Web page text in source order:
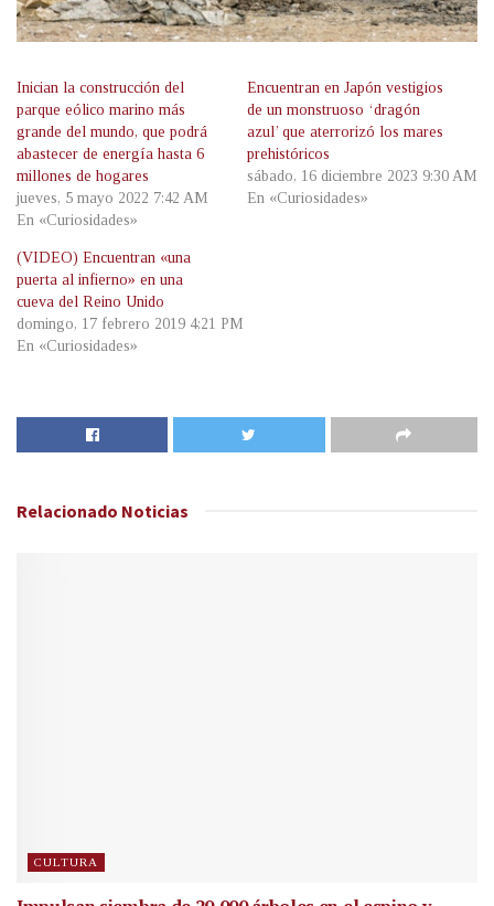
Inician la construcción del
parque eólico marino más
grande del mundo, que podrá
abastecer de energía hasta 6
millones de hogares
jueves, 5 mayo 2022 7:42 AM
En «Curiosidades»
Encuentran en Japón vestigios
de un monstruoso ‘dragón
azul’ que aterrorizó los mares
prehistóricos
sábado, 16 diciembre 2023 9:30 AM
En «Curiosidades»
(VIDEO) Encuentran «una
puerta al infierno» en una
cueva del Reino Unido
domingo, 17 febrero 2019 4:21 PM
En «Curiosidades»
Relacionado Noticias
CULTURA